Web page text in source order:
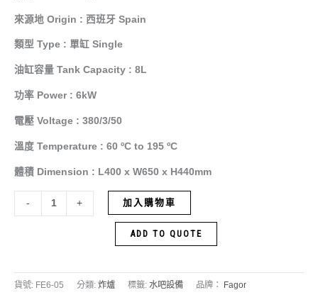
來源地 Origin : 西班牙 Spain
類型 Type : 單缸 Single
油缸容量 Tank Capacity : 8L
功率 Power : 6kW
電壓 Voltage : 380/3/50
溫度 Temperature : 60 ºC to 195 ºC
體積 Dimension : L400 x W650 x H440mm
- + 加入購物車
ADD TO QUOTE
貨號: FE6-05 分類: 炸爐 標籤: 水吧設備 品牌： Fagor